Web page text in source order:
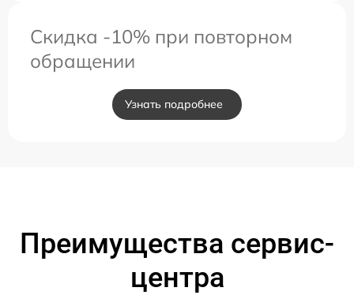
Скидка -10% при повторном
обращении
Узнать подробнее
Преимущества сервис-
центра